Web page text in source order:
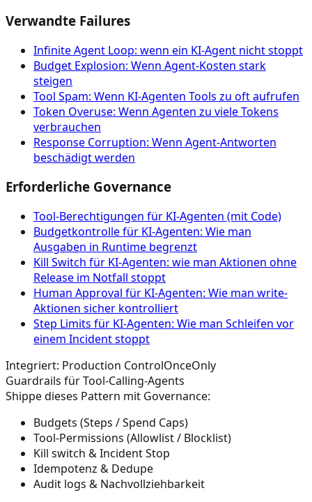
Verwandte Failures
Infinite Agent Loop: wenn ein KI-Agent nicht stoppt
Budget Explosion: Wenn Agent-Kosten stark
steigen
Tool Spam: Wenn KI-Agenten Tools zu oft aufrufen
Token Overuse: Wenn Agenten zu viele Tokens
verbrauchen
Response Corruption: Wenn Agent-Antworten
beschädigt werden
Erforderliche Governance
Tool‑Berechtigungen für KI‑Agenten (mit Code)
Budgetkontrolle für KI-Agenten: Wie man
Ausgaben in Runtime begrenzt
Kill Switch für KI-Agenten: wie man Aktionen ohne
Release im Notfall stoppt
Human Approval für KI-Agenten: Wie man write-
Aktionen sicher kontrolliert
Step Limits für KI-Agenten: Wie man Schleifen vor
einem Incident stoppt
Integriert: Production ControlOnceOnly
Guardrails für Tool-Calling-Agents
Shippe dieses Pattern mit Governance:
Budgets (Steps / Spend Caps)
Tool-Permissions (Allowlist / Blocklist)
Kill switch & Incident Stop
Idempotenz & Dedupe
Audit logs & Nachvollziehbarkeit